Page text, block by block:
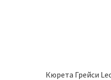
Кюрета Грейси